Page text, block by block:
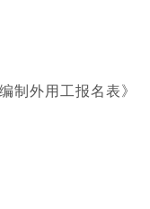
制外用工报名表》